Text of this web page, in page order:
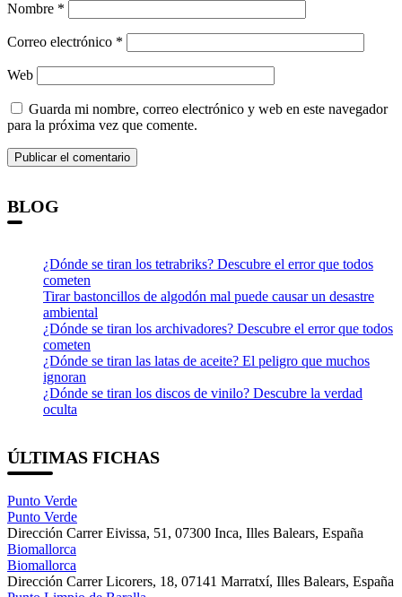
Nombre *
Correo electrónico *
Web
Guarda mi nombre, correo electrónico y web en este navegador
para la próxima vez que comente.
BLOG
¿Dónde se tiran los tetrabriks? Descubre el error que todos
cometen
Tirar bastoncillos de algodón mal puede causar un desastre
ambiental
¿Dónde se tiran los archivadores? Descubre el error que todos
cometen
¿Dónde se tiran las latas de aceite? El peligro que muchos
ignoran
¿Dónde se tiran los discos de vinilo? Descubre la verdad
oculta
ÚLTIMAS FICHAS
Punto Verde
Punto Verde
Dirección Carrer Eivissa, 51, 07300 Inca, Illes Balears, España
Biomallorca
Biomallorca
Dirección Carrer Licorers, 18, 07141 Marratxí, Illes Balears, España